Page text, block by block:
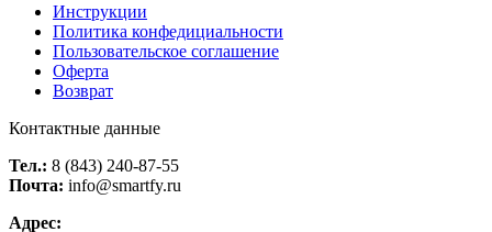
Инструкции
Политика конфедициальности
Пользовательское соглашение
Оферта
Возврат
Контактные данные
Тел.: 8 (843) 240-87-55
Почта: info@smartfy.ru
Адрес: